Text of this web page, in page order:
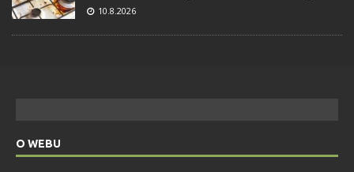
10.8.2026
O WEBU